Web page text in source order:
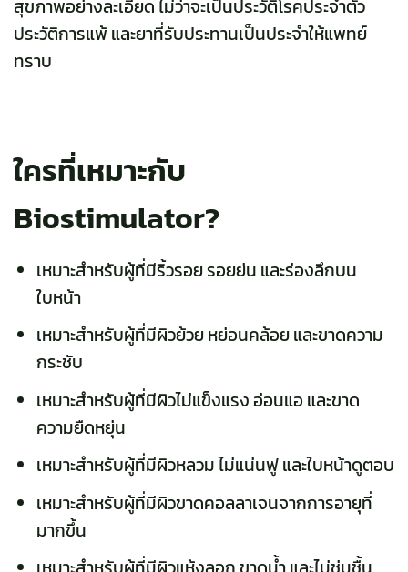
สุขภาพอย่างละเอียด ไม่ว่าจะเป็นประวัติโรคประจำตัว
ประวัติการแพ้ และยาที่รับประทานเป็นประจำให้แพทย์
ทราบ
ใครที่เหมาะกับ
Biostimulator?
เหมาะสำหรับผู้ที่มีริ้วรอย รอยย่น และร่องลึกบน
ใบหน้า
เหมาะสำหรับผู้ที่มีผิวย้วย หย่อนคล้อย และขาดความ
กระชับ
เหมาะสำหรับผู้ที่มีผิวไม่แข็งแรง อ่อนแอ และขาด
ความยืดหยุ่น
เหมาะสำหรับผู้ที่มีผิวหลวม ไม่แน่นฟู และใบหน้าดูตอบ
เหมาะสำหรับผู้ที่มีผิวขาดคอลลาเจนจากการอายุที่
มากขึ้น